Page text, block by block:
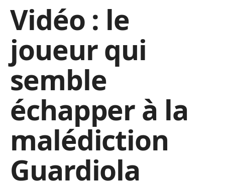
Vidéo : le
joueur qui
semble
échapper à la
malédiction
Guardiola